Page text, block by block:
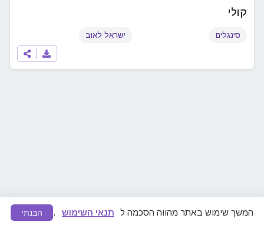
המשך שימוש באתר מהווה הסכמה ל תנאי השימוש . הבנתי
קולי
סינגלים ישראל לאוב
מצאתם תוכן לא ראוי או הפרת זכויות יוצרים? ונפעל להסרה מיידית.